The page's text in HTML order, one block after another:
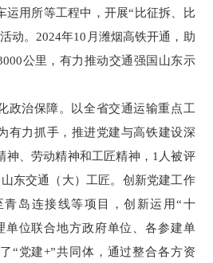
运用所等工程中，开展“比征拆、比
动。2024年10月潍烟高铁开通，助
公里，有力推动交通强国山东示
政治保障。以全省交通运输重点工
有力抓手，推进党建与高铁建设深
神、劳动精神和工匠精神，1人被评
东交通（大）工匠。创新党建工作
岛连接线等项目，创新运用“十
单位联合地方政府单位、各参建单
“党建+”共同体，通过整合各方资